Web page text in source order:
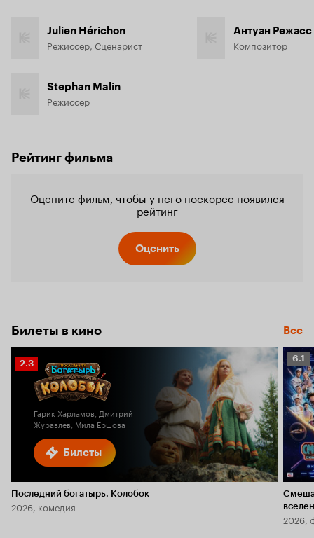
Julien Hérichon
Режиссёр, Сценарист
Stephan Malin
Режиссёр
Антуан Режасс
Композитор
Рейтинг фильма
Оцените фильм, чтобы у него поскорее появился
рейтинг
Оценить
Билеты в кино Все
Билеты
Рейтинг
Кинопоиска
2.3
Гарик Харламов, Дмитрий
Журавлев, Мила Ершова
Последний богатырь. Колобок
2026, комедия
6.1
6.1
2026,